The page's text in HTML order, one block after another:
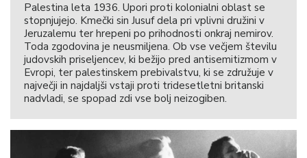
Palestina leta 1936. Upori proti kolonialni oblast se
stopnjujejo. Kmečki sin Jusuf dela pri vplivni družini v
Jeruzalemu ter hrepeni po prihodnosti onkraj nemirov.
Toda zgodovina je neusmiljena. Ob vse večjem številu
judovskih priseljencev, ki bežijo pred antisemitizmom v
Evropi, ter palestinskem prebivalstvu, ki se združuje v
največji in najdaljši vstaji proti tridesetletni britanski
nadvladi, se spopad zdi vse bolj neizogiben.